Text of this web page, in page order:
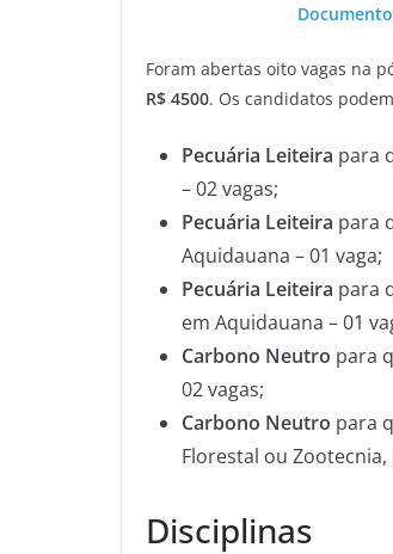
Foram abertas oito vagas na
R$ 4500. Os candidatos
Pecuária Leiteira para
– 02 vagas;
Pecuária Leiteira para
Aquidauana – 01 vaga;
Pecuária Leiteira para
em Aquidauana – 01
Carbono Neutro para
02 vagas;
Carbono Neutro para
Florestal ou Zootecnia,
Disciplinas